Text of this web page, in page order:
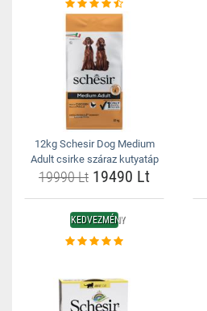
12kg Schesir Dog Medium
Adult csirke száraz kutyatáp
19990 Lt 19490 Lt
KEDVEZMÉNY